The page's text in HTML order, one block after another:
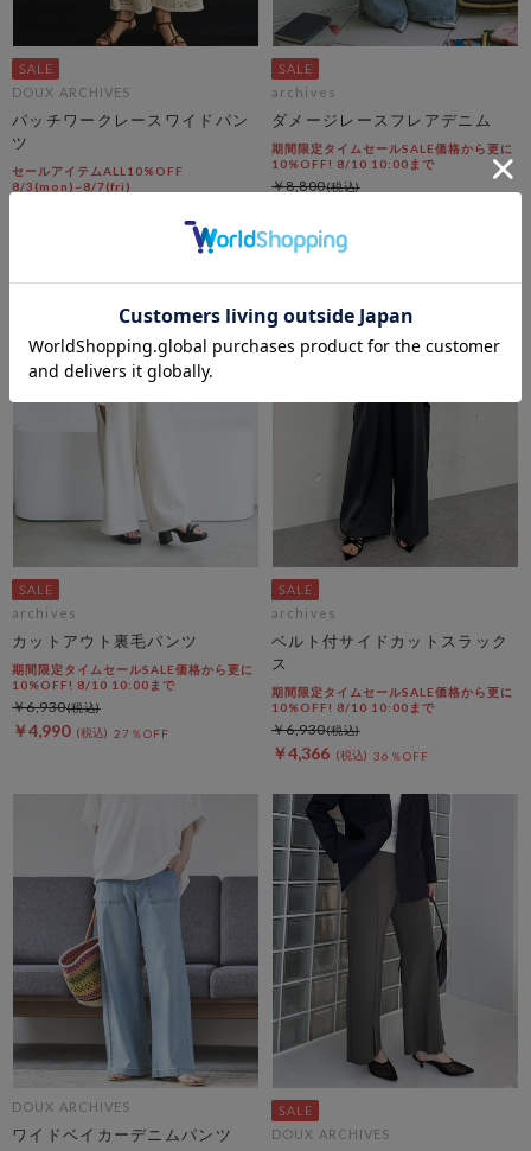
DOUX ARCHIVES
パッチワークレースワイドパン
ツ
セールアイテムALL10%OFF
8/3(mon)~8/7(fri)
archives
ダメージレースフレアデニム
期間限定タイムセールSALE価格から更に
10%OFF! 8/10 10:00まで
￥8,800
archives
カットアウト裏毛パンツ
期間限定タイムセールSALE価格から更に
10%OFF! 8/10 10:00まで
￥4,990 27％OFF
￥6,930
archives
ベルト付サイドカットスラック
ス
期間限定タイムセールSALE価格から更に
10%OFF! 8/10 10:00まで
￥4,366 36％OFF
￥6,930
DOUX ARCHIVES
ワイドベイカーデニムパンツ DOUX ARCHIVES